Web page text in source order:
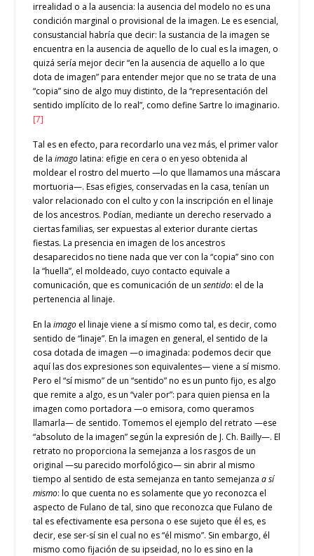
irrealidad o a la ausencia: la ausencia del modelo no es una
condición marginal o provisional de la imagen. Le es esencial,
consustancial habría que decir: la sustancia de la imagen se
encuentra en la ausencia de aquello de lo cual es la imagen, o
quizá sería mejor decir “en la ausencia de aquello a lo que
dota de imagen” para entender mejor que no se trata de una
“copia” sino de algo muy distinto, de la “representación del
sentido implícito de lo real”, como define Sartre lo imaginario.
[7]
Tal es en efecto, para recordarlo una vez más, el primer valor
de laimagolatina: efigie en cera o en yeso obtenida al
moldear el rostro del muerto —lo que llamamos una máscara
mortuoria—. Esas efigies, conservadas en la casa, tenían un
valor relacionado con el culto y con la inscripción en el linaje
de los ancestros. Podían, mediante un derecho reservado a
ciertas familias, ser expuestas al exterior durante ciertas
fiestas. La presencia en imagen de los ancestros
desaparecidos no tiene nada que ver con la “copia” sino con
la “huella”, el moldeado, cuyo contacto equivale a
comunicación, que es comunicación de unsentido: el de la
pertenencia al linaje.
En laimago el linaje viene a sí mismo como tal, es decir, como
sentido de “linaje”. En la imagen en general, el sentido de la
cosa dotada de imagen —o imaginada: podemos decir que
aquí las dos expresiones son equivalentes— viene a sí mismo.
Pero el “sí mismo” de un “sentido” no es un punto fijo, es algo
que remite a algo, es un “valer por”: para quien piensa en la
imagen como portadora —o emisora, como queramos
llamarla— de sentido. Tomemos el ejemplo del retrato —ese
“absoluto de la imagen” según la expresión de J. Ch. Bailly—. El
retrato no proporciona la semejanza a los rasgos de un
original —su parecido morfológico— sin abrir al mismo
tiempo al sentido de esta semejanza en tanto semejanzaa sí
mismo: lo que cuenta no es solamente que yo reconozca el
aspecto de Fulano de tal, sino que reconozca que Fulano de
tal es efectivamente esa persona o ese sujeto que él es, es
decir, ese ser-sí sin el cual no es “él mismo”. Sin embargo, él
mismo como fijación de su ipseidad, no lo es sino en la